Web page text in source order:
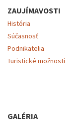
ZAUJÍMAVOSTI
História
Súčasnosť
Podnikatelia
Turistické možnosti
GALÉRIA